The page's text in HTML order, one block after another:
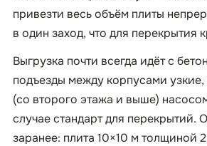
привезти весь объём плиты
в один заход, что для перекрытия
Выгрузка почти всегда идёт с
подъезды между корпусами узкие,
(со второго этажа и выше)
случае стандарт для перекрытий.
заранее: плита 10×10 м толщиной